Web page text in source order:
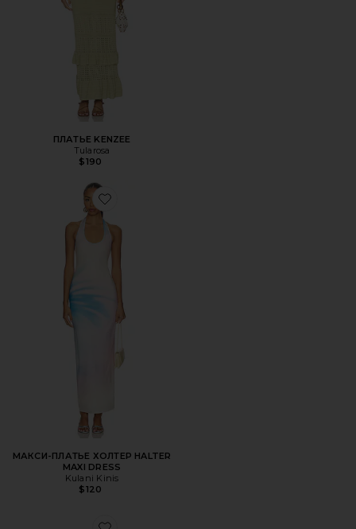
ПЛАТЬЕ KENZEE
Tularosa
$190
Favorite МАКСИ-ПЛАТЬЕ ХОЛТЕР HALTER MAXI DRESS
МАКСИ-ПЛАТЬЕ ХОЛТЕР HALTER
MAXI DRESS
Kulani Kinis
$120